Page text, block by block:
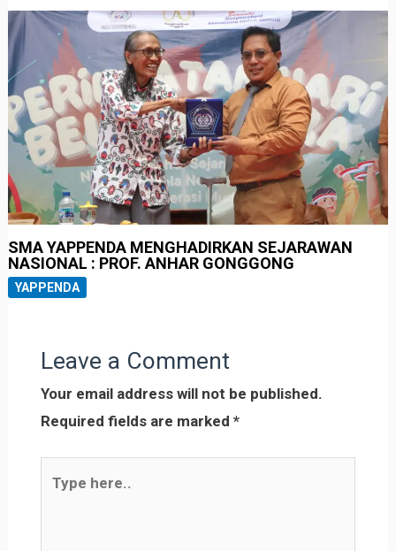
SMA YAPPENDA MENGHADIRKAN SEJARAWAN
NASIONAL : PROF. ANHAR GONGGONG
YAPPENDA
Leave a Comment
Your email address will not be published.
Required fields are marked *